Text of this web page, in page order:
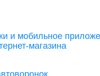
и мобильное
магазина